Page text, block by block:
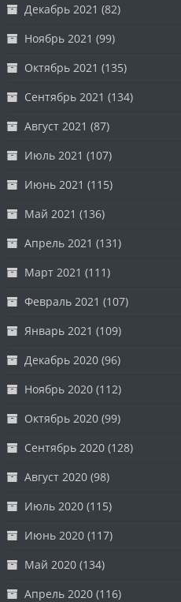
Декабрь 2021 (82)
Ноябрь 2021 (99)
Октябрь 2021 (135)
Сентябрь 2021 (134)
Август 2021 (87)
Июль 2021 (107)
Июнь 2021 (115)
Май 2021 (136)
Апрель 2021 (131)
Март 2021 (111)
Февраль 2021 (107)
Январь 2021 (109)
Декабрь 2020 (96)
Ноябрь 2020 (112)
Октябрь 2020 (99)
Сентябрь 2020 (128)
Август 2020 (98)
Июль 2020 (115)
Июнь 2020 (117)
Май 2020 (134)
Апрель 2020 (116)